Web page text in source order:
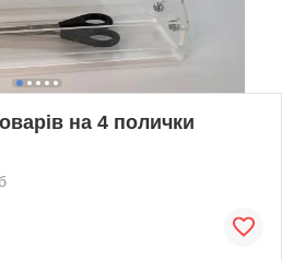
на 4 полички